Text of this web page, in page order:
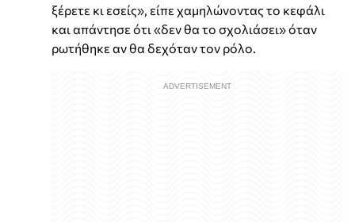
ξέρετε κι εσείς», είπε χαμηλώνοντας το κεφάλι
και απάντησε ότι «δεν θα το σχολιάσει» όταν
ρωτήθηκε αν θα δεχόταν τον ρόλο.